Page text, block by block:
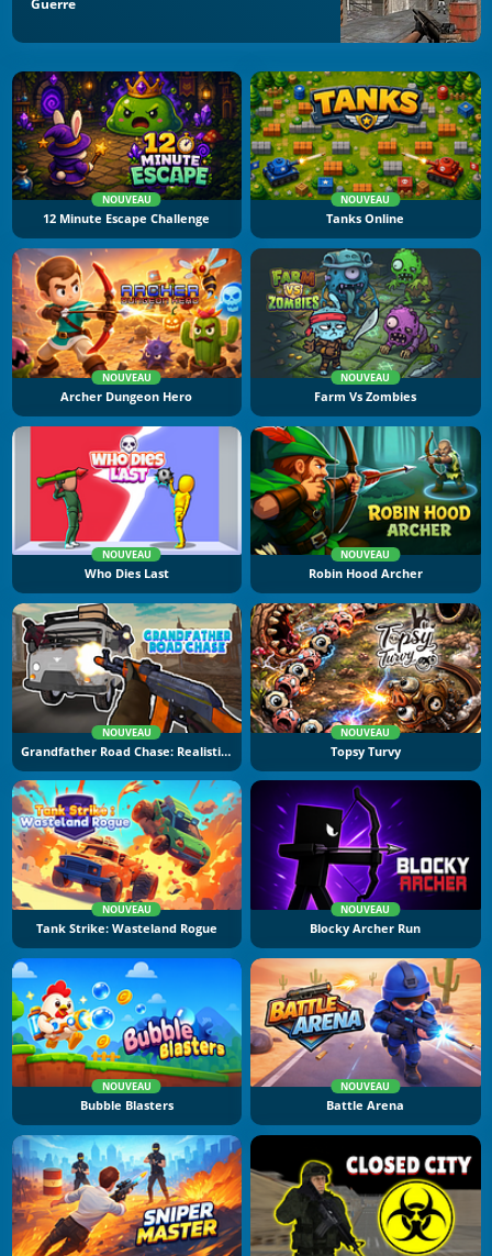
NOUVEAU
12 Minute Escape Challenge
NOUVEAU
Tanks Online
NOUVEAU
Archer Dungeon Hero
NOUVEAU
Farm Vs Zombies
NOUVEAU
Who Dies Last
NOUVEAU
Robin Hood Archer
NOUVEAU
Grandfather Road Chase: Realistic Shooter
NOUVEAU
Topsy Turvy
NOUVEAU
Tank Strike: Wasteland Rogue
NOUVEAU
Blocky Archer Run
NOUVEAU
Bubble Blasters
NOUVEAU
Battle Arena